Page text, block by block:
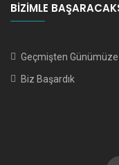
BIZIMLE
Geçmişten Günümüze
Biz Başardık